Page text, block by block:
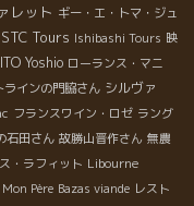
レット ギー・エ・トマ・ジュ
STC Tours Ishibashi Tours 映
ITO Yoshio ローランス・マニ
ラインの門脇さん シルヴァ
フランスワイン・ロゼ ラング
石田さん 故勝山晋作さん 無農
・ラフィット Libourne
Père Bazas viande レスト